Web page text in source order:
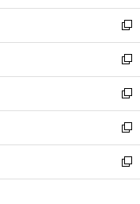
開
く
ウ
で
開
く
ン
ド
ウ
で
開
く
ウ
ィ
ン
ド
ウ
で
開
く
新
し
い
ウ
ィ
ン
ド
ウ
で
開
新
し
い
ウ
ィ
ン
ド
ウ
新
し
い
ウ
ィ
ン
新
し
い
ウ
新
し